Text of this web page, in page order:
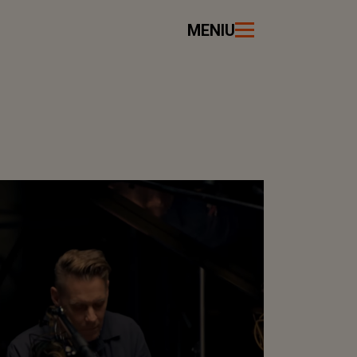
MENIU